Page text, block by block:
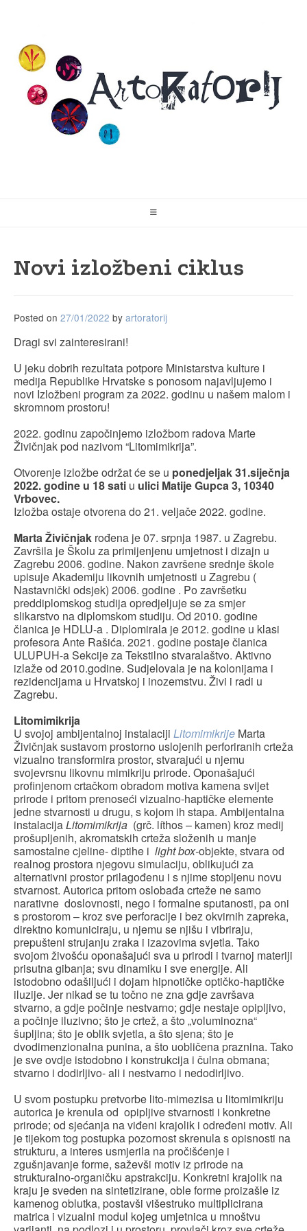
content
Novi izložbeni ciklus
Posted on 27/01/2022 by artoratorij
Dragi svi zainteresirani!
U jeku dobrih rezultata potpore Ministarstva kulture i
medija Republike Hrvatske s ponosom najavljujemo i
novi Izložbeni program za 2022. godinu u našem malom i
skromnom prostoru!
2022. godinu započinjemo izložbom radova Marte
Živičnjak pod nazivom “Litomimikrija”.
Otvorenje izložbe održat će se u ponedjeljak 31.siječnja
2022. godine u 18 sati u ulici Matije Gupca 3, 10340
Vrbovec.
Izložba ostaje otvorena do 21. veljače 2022. godine.
Marta Živičnjak rođena je 07. srpnja 1987. u Zagrebu.
Završila je Školu za primijenjenu umjetnost i dizajn u
Zagrebu 2006. godine. Nakon završene srednje škole
upisuje Akademiju likovnih umjetnosti u Zagrebu (
Nastavnički odsjek) 2006. godine . Po završetku
preddiplomskog studija opredjeljuje se za smjer
slikarstvo na diplomskom studiju. Od 2010. godine
članica je HDLU-a . Diplomirala je 2012. godine u klasi
profesora Ante Rašića. 2021. godine postaje članica
ULUPUH-a Sekcije za Tekstilno stvaralaštvo. Aktivno
izlaže od 2010.godine. Sudjelovala je na kolonijama i
rezidencijama u Hrvatskoj i inozemstvu. Živi i radi u
Zagrebu.
Litomimikrija
U svojoj ambijentalnoj instalaciji Litomimikrije Marta
Živičnjak sustavom prostorno uslojenih perforiranih crteža
vizualno transformira prostor, stvarajući u njemu
svojevrsnu likovnu mimikriju prirode. Oponašajući
profinjenom crtačkom obradom motiva kamena svijet
prirode i pritom prenoseći vizualno-haptičke elemente
jedne stvarnosti u drugu, s kojom ih stapa. Ambijentalna
instalacijaLitomimikrija (grč. líthos – kamen) kroz medij
prošupljenih, akromatskih crteža složenih u manje
samostalne cjeline- diptihe i light box-objekte, stvara od
realnog prostora njegovu simulaciju, oblikujući za
alternativni prostor prilagođenu i s njime stopljenu novu
stvarnost. Autorica pritom oslobađa crteže ne samo
narativne doslovnosti, nego i formalne sputanosti, pa oni
s prostorom – kroz sve perforacije i bez okvirnih zapreka,
direktno komuniciraju, u njemu se njišu i vibriraju,
prepušteni strujanju zraka i izazovima svjetla. Tako
svojom živošću oponašajući sva u prirodi i tvarnoj materiji
prisutna gibanja; svu dinamiku i sve energije. Ali
istodobno odašiljući i dojam hipnotičke optičko-haptičke
iluzije. Jer nikad se tu točno ne zna gdje završava
stvarno, a gdje počinje nestvarno; gdje nestaje opipljivo,
a počinje iluzivno; što je crtež, a što „voluminozna“
šupljina; što je oblik svjetla, a što sjena; što je
dvodimenzionalna punina, a što uobličena praznina. Tako
je sve ovdje istodobno i konstrukcija i čulna obmana;
stvarno i dodirljivo- ali i nestvarno i nedodirljivo.
U svom postupku pretvorbe lito-mimezisa u litomimikriju
autorica je krenula od opipljive stvarnosti i konkretne
prirode; od sjećanja na viđeni krajolik i određeni motiv. Ali
je tijekom tog postupka pozornost skrenula s opisnosti na
strukturu, a interes usmjerila na pročišćenje i
zgušnjavanje forme, saževši motiv iz prirode na
strukturalno-organičku apstrakciju. Konkretni krajolik na
kraju je sveden na sintetizirane, oble forme proizašle iz
kamenog oblutka, postavši višestruko multiplicirana
matrica i vizualni modul kojeg umjetnica u mnoštvu